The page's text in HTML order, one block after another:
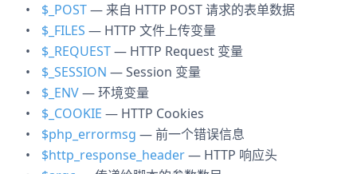
$_POST— 来自 HTTP POST 请求的表单数据
$_FILES — HTTP 文件上传变量
$_REQUEST— HTTP Request 变量
$_SESSION — Session 变量
$_ENV— 环境变量
$_COOKIE — HTTP Cookies
$php_errormsg — 前一个错误信息
$http_response_header— HTTP 响应头